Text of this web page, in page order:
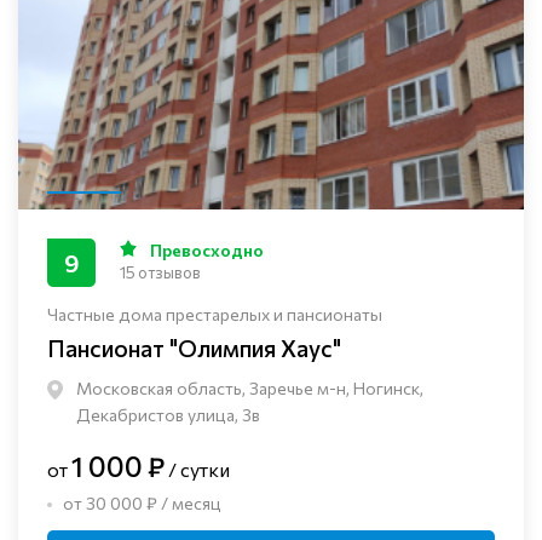
Частные дома престарелых и пансионаты
Пансионат "Олимпия Хаус"
Московская область, Заречье м-н, Ногинск, ​
Декабристов улица, 3в
9 Превосходно
15 отзывов
от1 000 ₽ / сутки
от 30 000 ₽ / месяц